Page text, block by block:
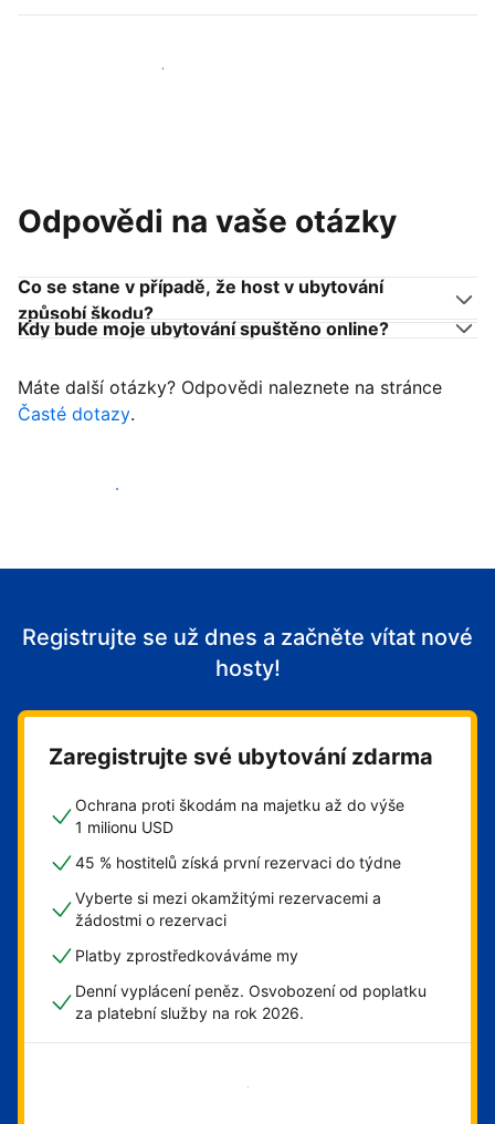
Připojit se k dalším hostitelům
Odpovědi na vaše otázky
Co se stane v případě, že host v ubytování
způsobí škodu?
Kdy bude moje ubytování spuštěno online?
Máte další otázky? Odpovědi naleznete na stránce
Časté dotazy.
Začít přijímat hosty
Registrujte se už dnes a začněte vítat nové
hosty!
Zaregistrujte své ubytování zdarma
Ochrana proti škodám na majetku až do výše
1 milionu USD
45 % hostitelů získá první rezervaci do týdne
Vyberte si mezi okamžitými rezervacemi a
žádostmi o rezervaci
Platby zprostředkováváme my
Denní vyplácení peněz. Osvobození od poplatku
za platební služby na rok 2026.
Začít hned